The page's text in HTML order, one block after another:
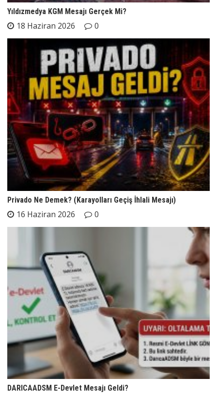
Yıldızmedya KGM Mesajı Gerçek Mi?
18 Haziran 2026 0
Privado Ne Demek? (Karayolları Geçiş İhlali Mesajı)
16 Haziran 2026 0
DARICAADSM E-Devlet Mesajı Geldi?